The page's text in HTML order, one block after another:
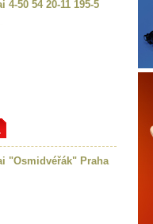
50 54 20-11 195-5
"Osmidvéřák" Praha